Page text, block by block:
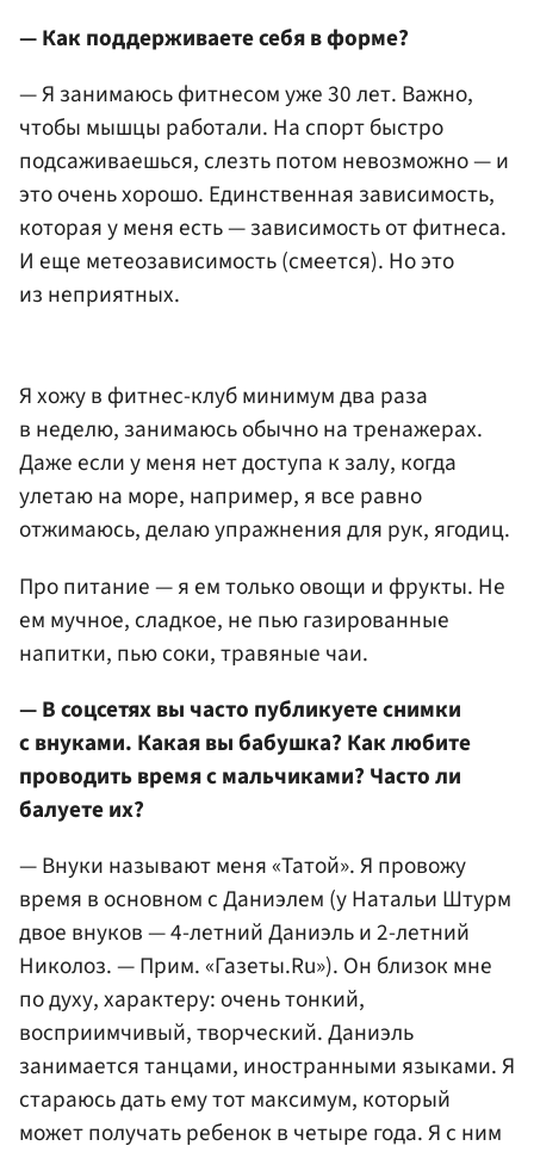
— Как поддерживаете себя в форме?
— Я занимаюсь фитнесом уже 30 лет. Важно,
чтобы мышцы работали. На спорт быстро
подсаживаешься, слезть потом невозможно — и
это очень хорошо. Единственная зависимость,
которая у меня есть — зависимость от фитнеса.
И еще метеозависимость (смеется). Но это
из неприятных.
Я хожу в фитнес-клуб минимум два раза
в неделю, занимаюсь обычно на тренажерах.
Даже если у меня нет доступа к залу, когда
улетаю на море, например, я все равно
отжимаюсь, делаю упражнения для рук, ягодиц.
Про питание — я ем только овощи и фрукты. Не
ем мучное, сладкое, не пью газированные
напитки, пью соки, травяные чаи.
— В соцсетях вы часто публикуете снимки
с внуками. Какая вы бабушка? Как любите
проводить время с мальчиками? Часто ли
балуете их?
— Внуки называют меня «Татой». Я провожу
время в основном с Даниэлем (у Натальи Штурм
двое внуков — 4-летний Даниэль и 2-летний
Николоз. — Прим. «Газеты.Ru»). Он близок мне
по духу, характеру: очень тонкий,
восприимчивый, творческий. Даниэль
занимается танцами, иностранными языками. Я
стараюсь дать ему тот максимум, который
может получать ребенок в четыре года. Я с ним